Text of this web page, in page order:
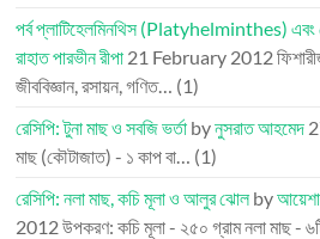
পর্ব প্লাটিহেলমিনথিস (Platyhelminthes)
রাহাত পারভীন রীপা 21 February 2012
জীববিজ্ঞান, রসায়ন, গণিত… (1)
রেসিপি: টুনা মাছ ও সবজি ভর্তা byনুসরাত আহমেদ
মাছ (কৌটাজাত) - ১ কাপ বা… (1)
রেসিপি: নলা মাছ, কচি মূলা ও আলুর ঝোলby
2012উপকরণ: কচি মূলা - ২৫০ গ্রাম নলা মাছ -